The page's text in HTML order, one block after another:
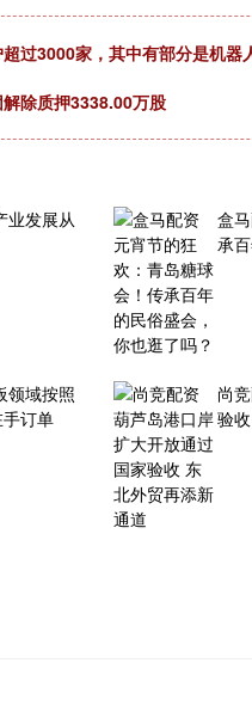
过3000家，其中有部分是机器
除质押3338.00万股
业发展从
盒
承
领域按照
订单
尚
验